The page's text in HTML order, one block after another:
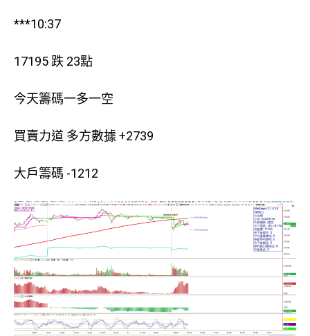
***10:37
17195 跌 23點
今天籌碼一多一空
買賣力道 多方數據 +2739
大戶籌碼 -1212